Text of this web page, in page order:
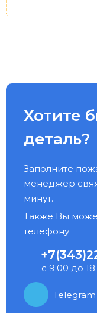
Хотите
деталь?
Заполните
менеджер
минут.
Также Вы
телефону:
с 9:00 до
Telegram